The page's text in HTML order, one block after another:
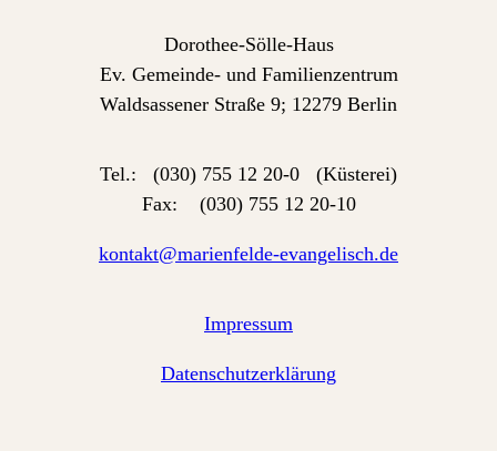
Dorothee-Sölle-Haus
Ev. Gemeinde- und Familienzentrum
Waldsassener Straße 9; 12279 Berlin
Tel.: (030) 755 12 20-0 (Küsterei)
Fax: (030) 755 12 20-10
kontakt@marienfelde-evangelisch.de
Impressum
Datenschutzerklärung